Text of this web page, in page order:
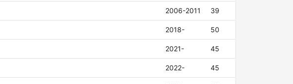
2006-2011 39
2018- 50
2021- 45
2022- 45